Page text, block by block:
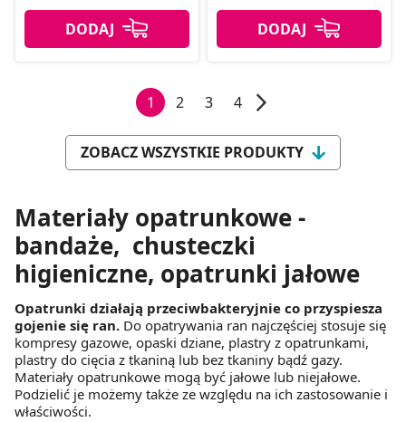
1 2 3 4
ZOBACZ WSZYSTKIE PRODUKTY
Materiały opatrunkowe -
bandaże, chusteczki
higieniczne, opatrunki jałowe
Opatrunki działają przeciwbakteryjnie co przyspiesza
gojenie się ran. Do opatrywania ran najczęściej stosuje się
kompresy gazowe, opaski dziane, plastry z opatrunkami,
plastry do cięcia z tkaniną lub bez tkaniny bądź gazy.
Materiały opatrunkowe mogą być jałowe lub niejałowe.
Podzielić je możemy także ze względu na ich zastosowanie i
właściwości.